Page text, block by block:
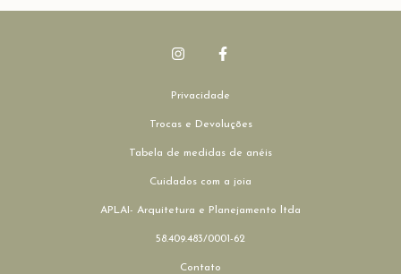
Privacidade
Trocas e Devoluções
Tabela de medidas de anéis
Cuidados com a joia
APLAI- Arquitetura e Planejamento ltda
58.409.483/0001-62
Contato